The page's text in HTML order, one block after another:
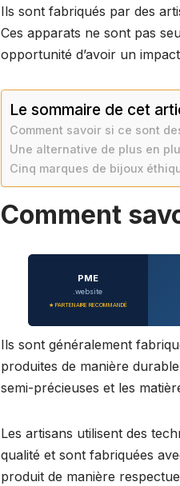
Ils sont fabriqués par des
Ces apparats ne sont pas
opportunité d’avoir un
Le sommaire de cet
Comment savoir si ce sont
Une alternative de plus en
Cinq marques de bijoux
Comment
PME
.website
★ PARTENAIRE RECOMMANDÉ
Ils sont généralement
produites de manière
semi-précieuses et les
Les artisans utilisent des
qualité et sont fabriquées
produit de manière